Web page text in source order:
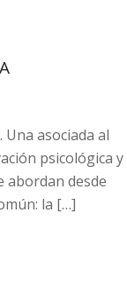
asociada al
psicológica y
abordan desde
la […]